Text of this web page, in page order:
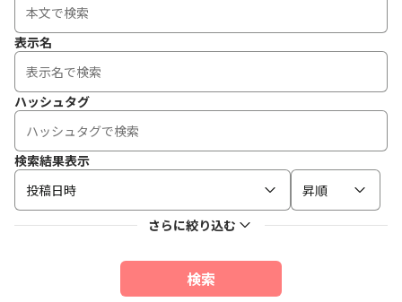
表示名
ハッシュタグ
検索結果表示
投稿日時
昇順
さらに絞り込む
検索